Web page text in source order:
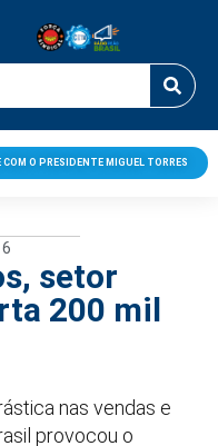
COM O PRESIDENTE MIGUEL TORRES
setor
200 mil
nas vendas e
provocou o